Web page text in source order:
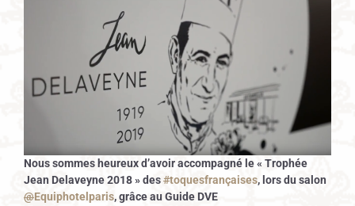
Nous sommes heureux d’avoir accompagné le « Trophée
Jean Delaveyne 2018 » des#toquesfrançaises, lors du salon
@Equiphotelparis, grâce au Guide DVE